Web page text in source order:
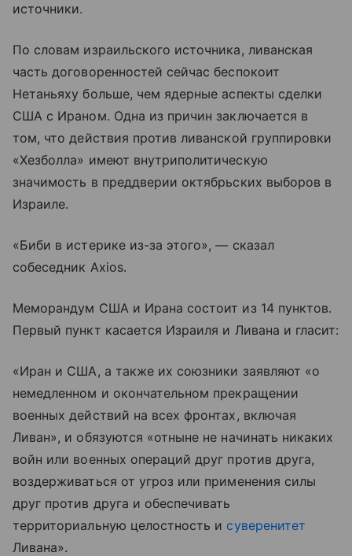
источники.
По словам израильского источника, ливанская
часть договоренностей сейчас беспокоит
Нетаньяху больше, чем ядерные аспекты сделки
США с Ираном. Одна из причин заключается в
том, что действия против ливанской группировки
«Хезболла» имеют внутриполитическую
значимость в преддверии октябрьских выборов в
Израиле.
«Биби в истерике из-за этого», — сказал
собеседник Axios.
Меморандум США и Ирана состоит из 14 пунктов.
Первый пункт касается Израиля и Ливана и гласит:
«Иран и США, а также их союзники заявляют «о
немедленном и окончательном прекращении
военных действий на всех фронтах, включая
Ливан», и обязуются «отныне не начинать никаких
войн или военных операций друг против друга,
воздерживаться от угроз или применения силы
друг против друга и обеспечивать
территориальную целостность и суверенитет
Ливана».